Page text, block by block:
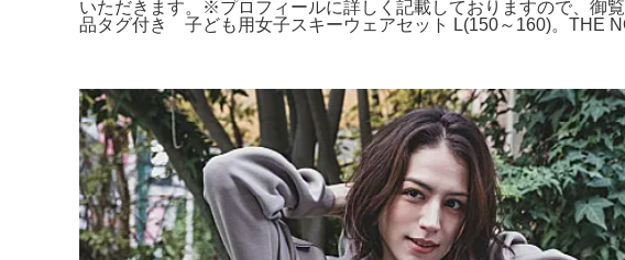
いただきます。※プロフィールに詳しく記載しておりますので、御
品タグ付き 子ども用女子スキーウェアセット L(150～160)。THE